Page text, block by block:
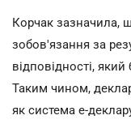
Корчак зазначила,
зобов'язання за
відповідності,
Таким чином,
як система е-